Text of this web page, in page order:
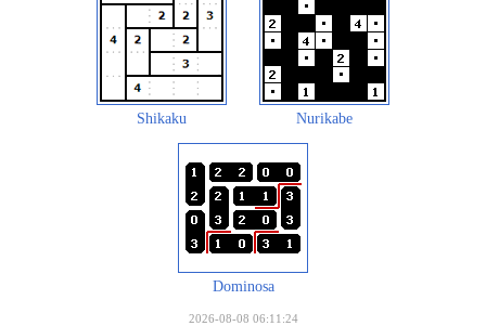
Shikaku Nurikabe
Dominosa
2026-08-08 06:11:24